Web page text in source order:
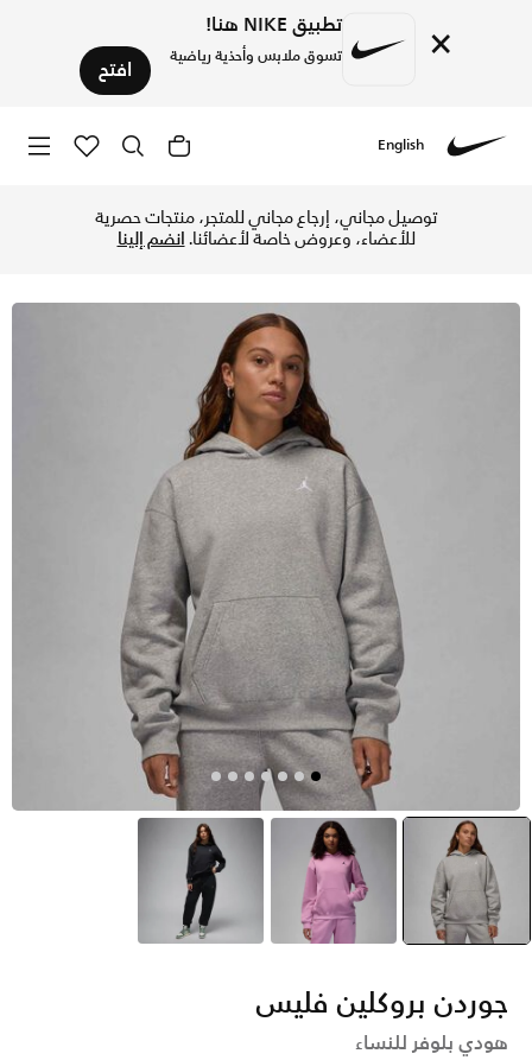
× تطبيق NIKE هنا!
تسوق ملابس وأحذية رياضية افتح
English
توصيل مجاني، إرجاع مجاني للمتجر، منتجات حصرية
للأعضاء، وعروض خاصة لأعضائنا.انضم إلينا
selected
رمادي بنفسجي أسود
جوردن بروكلين فليس
هودي بلوفر للنساء